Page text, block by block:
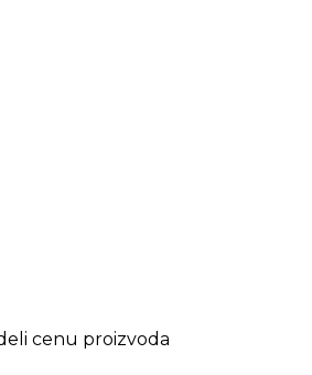
cenu proizvoda